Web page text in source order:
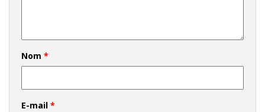
Nom *
E-mail *